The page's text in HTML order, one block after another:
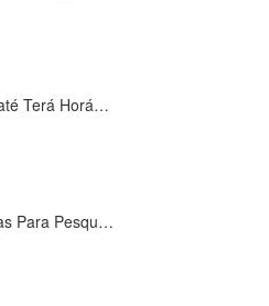
Terá Horá…
Para Pesqu…